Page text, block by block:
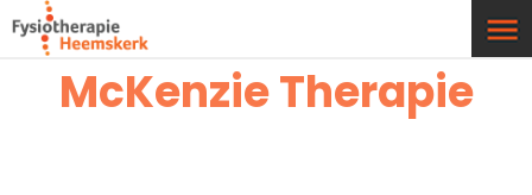
McKenzie Therapie